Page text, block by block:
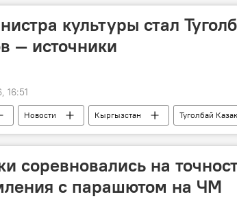
культуры стал
— источники
16:51
Новости Кыргызстан
Туголбай
культуры, информации, спорта и молодежной политики КР
соревновались на
с парашютом на ЧМ